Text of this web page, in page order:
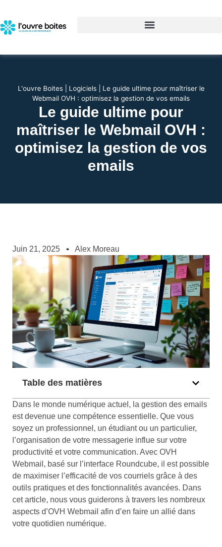
L'ouvre Boites| Logiciels| Le guide ultime pour maîtriser le
Webmail OVH : optimisez la gestion de vos emails
Le guide ultime pour
maîtriser le Webmail OVH :
optimisez la gestion de vos
emails
Juin 21, 2025 Alex Moreau
Table des matières
Dans le monde numérique actuel, la gestion des emails
est devenue une compétence essentielle. Que vous
soyez un professionnel, un étudiant ou un particulier,
l’organisation de votre messagerie influe sur votre
productivité et votre communication. Avec OVH
Webmail, basé sur l’interface Roundcube, il est possible
de maximiser l’efficacité de vos courriels grâce à des
outils pratiques et des fonctionnalités avancées. Dans
cet article, nous vous guiderons à travers les nombreux
aspects d’OVH Webmail afin d’en faire un allié dans
votre quotidien numérique.